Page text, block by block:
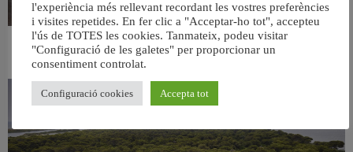
València ultima el nou centre per a persones majors del barri de Sant Antoni
l'experiència més rellevant recordant les vostres preferències
i visites repetides. En fer clic a "Acceptar-ho tot", accepteu
l'ús de TOTES les cookies. Tanmateix, podeu visitar
"Configuració de les galetes" per proporcionar un
consentiment controlat.
Configuració cookies Accepta tot